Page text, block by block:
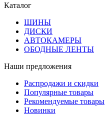
Каталог
ШИНЫ
ДИСКИ
АВТОКАМЕРЫ
ОБОДНЫЕ ЛЕНТЫ
Наши предложения
Распродажи и скидки
Популярные товары
Рекомендуемые товары
Новинки